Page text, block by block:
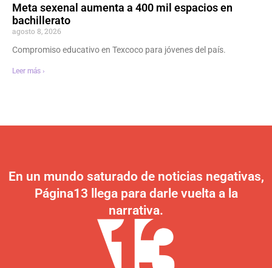
Meta sexenal aumenta a 400 mil espacios en
bachillerato
agosto 8, 2026
Compromiso educativo en Texcoco para jóvenes del país.
Leer más ›
En un mundo saturado de noticias negativas,
Página13 llega para darle vuelta a la
narrativa.